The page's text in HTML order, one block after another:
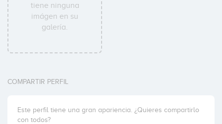
tiene ninguna
imágen en su
galería.
COMPARTIR PERFIL
Este perfil tiene una gran apariencia. ¿Quieres compartirlo
con todos?